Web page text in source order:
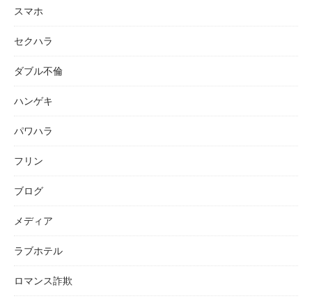
スマホ
セクハラ
ダブル不倫
ハンゲキ
パワハラ
フリン
ブログ
メディア
ラブホテル
ロマンス詐欺